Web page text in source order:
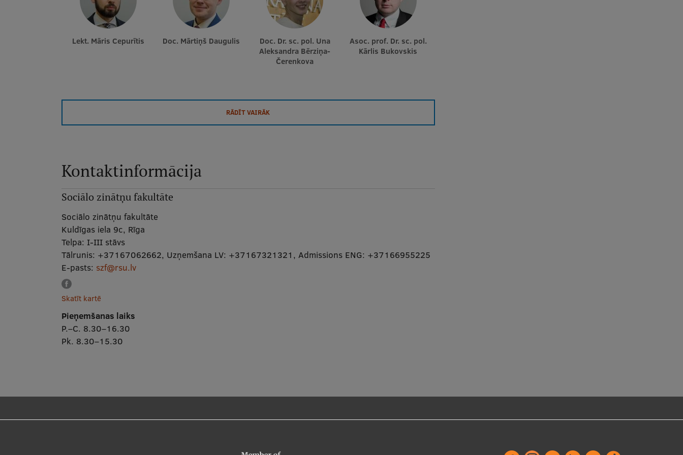
Lekt. Māris Cepurītis Doc. Mārtiņš Daugulis
Doc. Dr. sc. pol. Una
Aleksandra Bērziņa-
Čerenkova
Asoc. prof. Dr. sc. pol.
Kārlis Bukovskis
RĀDĪT VAIRĀK
Kontaktinformācija
Sociālo zinātņu fakultāte
Sociālo zinātņu fakultāte
Kuldīgas iela 9c, Rīga
Telpa: I-III stāvs
Tālrunis: +37167062662, Uzņemšana LV: +37167321321 , Admissions ENG: +37166955225
E-pasts: szf@rsu.lv
Skatīt kartē
Pieņemšanas laiks
P.–C. 8.30–16.30
Pk. 8.30–15.30